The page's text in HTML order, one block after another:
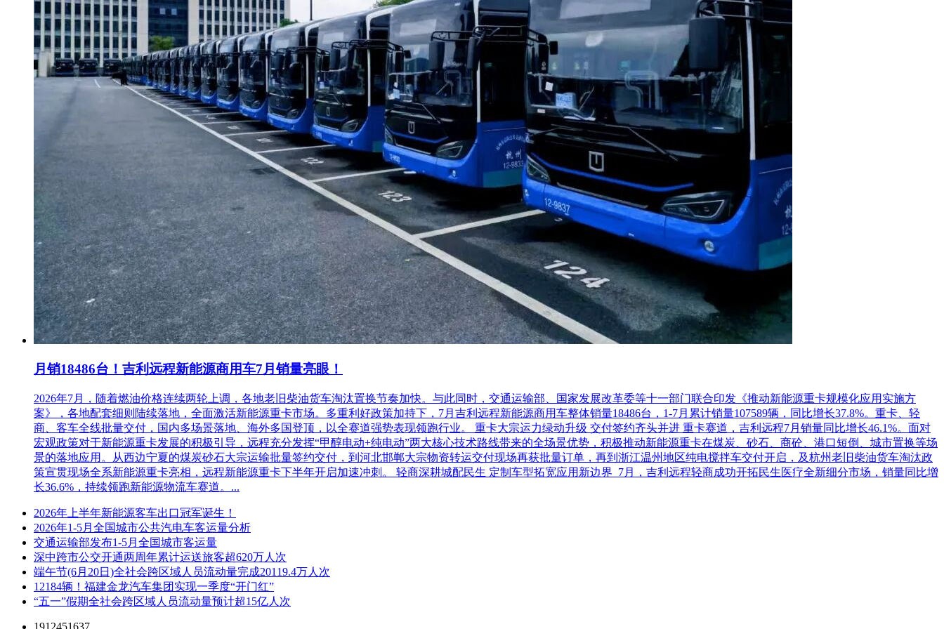
月销18486台！吉利远程新能源商用车7月销量亮眼！
2026年7月，随着燃油价格连续两轮上调，各地老旧柴油货车淘汰置换节奏加快。与此同时，交通运输部、国家发展改革委等十一部门联合印发《推动新能源重卡规模化应用实施方
案》，各地配套细则陆续落地，全面激活新能源重卡市场。多重利好政策加持下，7月吉利远程新能源商用车整体销量18486台，1-7月累计销量107589辆，同比增长37.8%。重卡、轻
商、客车全线批量交付，国内多场景落地、海外多国登顶，以全赛道强势表现领跑行业。 重卡大宗运力绿动升级 交付签约齐头并进 重卡赛道，吉利远程7月销量同比增长46.1%。面对
宏观政策对于新能源重卡发展的积极引导，远程充分发挥“甲醇电动+纯电动”两大核心技术路线带来的全场景优势，积极推动新能源重卡在煤炭、砂石、商砼、港口短倒、城市置换等场
景的落地应用。从西边宁夏的煤炭砂石大宗运输批量签约交付，到河北邯郸大宗物资转运交付现场再获批量订单，再到浙江温州地区纯电搅拌车交付开启，及杭州老旧柴油货车淘汰政
策宣贯现场全系新能源重卡亮相，远程新能源重卡下半年开启加速冲刺。 轻商深耕城配民生 定制车型拓宽应用新边界 7月，吉利远程轻商成功开拓民生医疗全新细分市场，销量同比增
长36.6%，持续领跑新能源物流车赛道。...
2026年上半年新能源客车出口冠军诞生！
2026年1-5月全国城市公共汽电车客运量分析
交通运输部发布1-5月全国城市客运量
深中跨市公交开通两周年累计运送旅客超620万人次
端午节(6月20日)全社会跨区域人员流动量完成20119.4万人次
12184辆！福建金龙汽车集团实现一季度“开门红”
“五一”假期全社会跨区域人员流动量预计超15亿人次
1912451637